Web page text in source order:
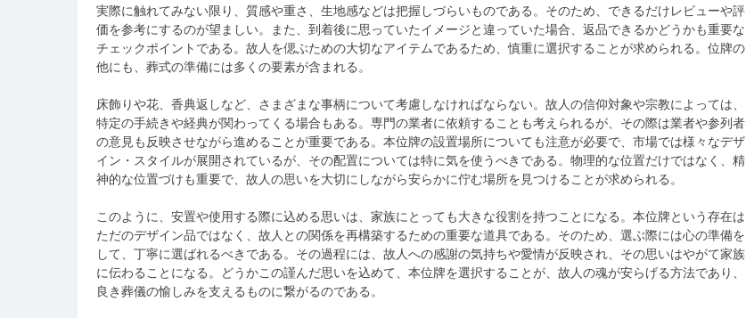
実際に触れてみない限り、質感や重さ、生地感などは把握しづらいものである。そのため、できるだけレビューや評
価を参考にするのが望ましい。また、到着後に思っていたイメージと違っていた場合、返品できるかどうかも重要な
チェックポイントである。故人を偲ぶための大切なアイテムであるため、慎重に選択することが求められる。位牌の
他にも、葬式の準備には多くの要素が含まれる。
床飾りや花、香典返しなど、さまざまな事柄について考慮しなければならない。故人の信仰対象や宗教によっては、
特定の手続きや経典が関わってくる場合もある。専門の業者に依頼することも考えられるが、その際は業者や参列者
の意見も反映させながら進めることが重要である。本位牌の設置場所についても注意が必要で、市場では様々なデザ
イン・スタイルが展開されているが、その配置については特に気を使うべきである。物理的な位置だけではなく、精
神的な位置づけも重要で、故人の思いを大切にしながら安らかに佇む場所を見つけることが求められる。
このように、安置や使用する際に込める思いは、家族にとっても大きな役割を持つことになる。本位牌という存在は
ただのデザイン品ではなく、故人との関係を再構築するための重要な道具である。そのため、選ぶ際には心の準備を
して、丁寧に選ばれるべきである。その過程には、故人への感謝の気持ちや愛情が反映され、その思いはやがて家族
に伝わることになる。どうかこの謹んだ思いを込めて、本位牌を選択することが、故人の魂が安らげる方法であり、
良き葬儀の愉しみを支えるものに繋がるのである。